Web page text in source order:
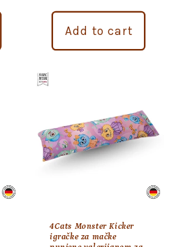
Add to cart
4Cats Monster Kicker
igračke za mačke